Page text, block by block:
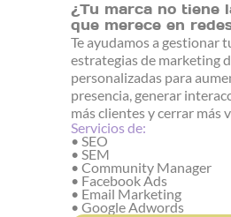
¿Tu marca no tiene
que merece en
Te ayudamos a gestionar
estrategias de marketing
personalizadas para
presencia, generar
más clientes y cerrar más
Servicios de:
• SEO
• SEM
• Community Manager
• Facebook Ads
• Email Marketing
• Google Adwords